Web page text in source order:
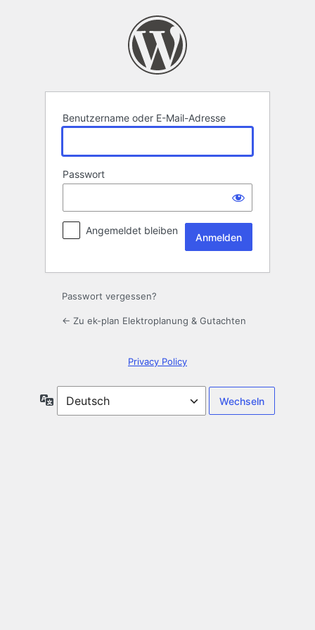
Benutzername oder E-Mail-Adresse
Passwort
Angemeldet bleiben
Passwort vergessen?
← Zu ek-plan Elektroplanung & Gutachten
Privacy Policy
Sprache